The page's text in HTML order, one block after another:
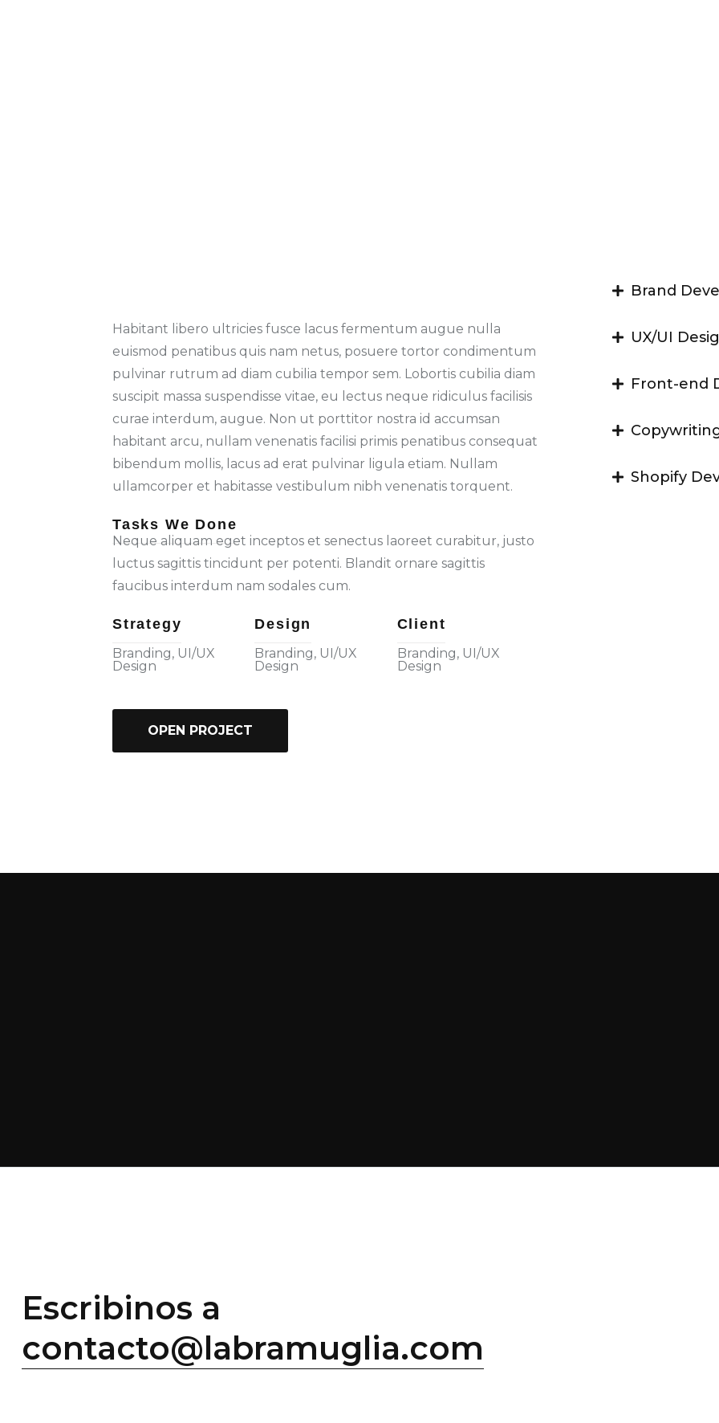
Habitant libero ultricies fusce lacus fermentum augue nulla
euismod penatibus quis nam netus, posuere tortor condimentum
pulvinar rutrum ad diam cubilia tempor sem. Lobortis cubilia diam
suscipit massa suspendisse vitae, eu lectus neque ridiculus facilisis
curae interdum, augue. Non ut porttitor nostra id accumsan
habitant arcu, nullam venenatis facilisi primis penatibus consequat
bibendum mollis, lacus ad erat pulvinar ligula etiam. Nullam
ullamcorper et habitasse vestibulum nibh venenatis torquent.
Tasks We Done
Neque aliquam eget inceptos et senectus laoreet curabitur, justo
luctus sagittis tincidunt per potenti. Blandit ornare sagittis
faucibus interdum nam sodales cum.
Strategy
Branding, UI/UX
Design
Design
Branding, UI/UX
Design
Client
Branding, UI/UX
Design
OPEN PROJECT
Brand
UX/UI
Front-end
Shopify
Escribinos a
contacto@labramuglia.com